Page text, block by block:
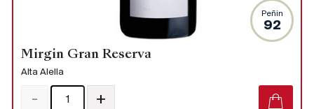
Peñin
92
Mirgin Gran Reserva
Alta Alella
- +